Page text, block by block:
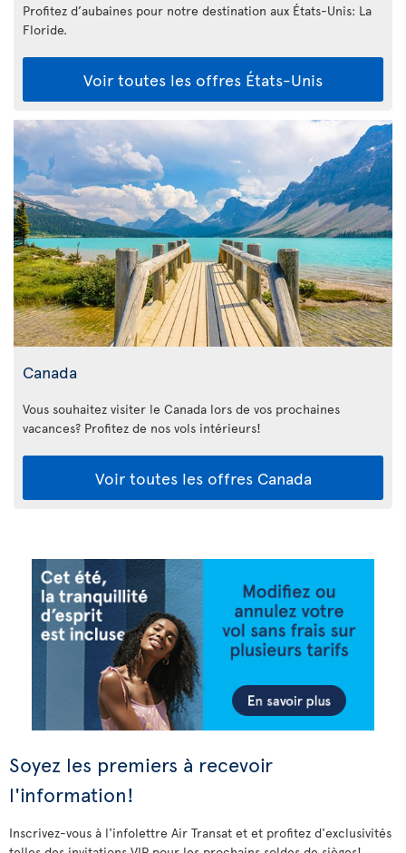
Profitez d’aubaines pour notre destination aux États-Unis: La
Floride.
Voir toutes les offres États-Unis
Canada
Vous souhaitez visiter le Canada lors de vos prochaines
vacances? Profitez de nos vols intérieurs!
Voir toutes les offres Canada
Soyez les premiers à recevoir
l'information!
Inscrivez-vous à l'infolettre Air Transat et et profitez d'exclusivités